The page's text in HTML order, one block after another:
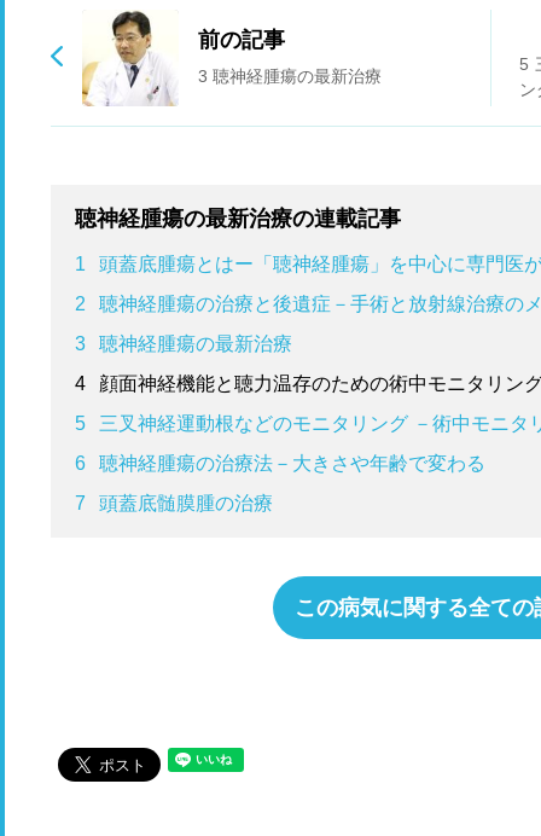
前の記事
3 聴神経腫瘍の最新治療
5
聴神経腫瘍の最新治療の連載記事
1
頭蓋底腫瘍とはー「聴神経腫瘍」を中心に専門医
2
聴神経腫瘍の治療と後遺症－手術と放射線治療の
3
聴神経腫瘍の最新治療
4
顔面神経機能と聴力温存のための術中モニタリン
5
三叉神経運動根などのモニタリング －術中モニタ
6
聴神経腫瘍の治療法－大きさや年齢で変わる
7
頭蓋底髄膜腫の治療
この病気に関する全て